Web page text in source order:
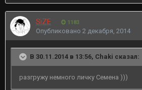
SiZE 1183
Опубликовано 2 декабря, 2014
В 30.11.2014 в 13:56, Chaki сказал:
разгружу немного личку Семена )))